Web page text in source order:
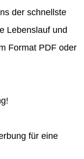
der schnellste
Lebenslauf und
Format PDF oder
für eine